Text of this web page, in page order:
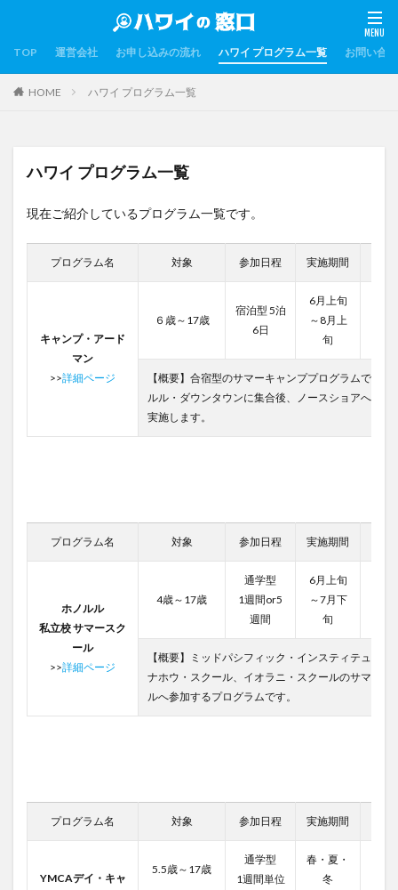
TOP 運営会社 お申し込みの流れ ハワイ プログラム一覧 お問い合
HOME ハワイ プログラム一覧
ハワイ プログラム一覧
現在ご紹介しているプログラム一覧です。
プログラム名 対象 参加日程 実施期間
キャンプ・アード
マン
>>詳細ページ
６歳～17歳
宿泊型 5泊
6日
6月上旬
～8月上
旬
【概要】合宿型のサマーキャンププログラムです。
ルル・ダウンタウンに集合後、ノースショアへ移動
実施します。
プログラム名 対象 参加日程 実施期間
ホノルル
私立校 サマースク
ール
>>詳細ページ
4歳～17歳
通学型
1週間or5
週間
6月上旬
～7月下
旬
【概要】ミッドパシフィック・インスティテュート
ナホウ・スクール、イオラニ・スクールのサマース
ルへ参加するプログラムです。
プログラム名 対象 参加日程 実施期間
YMCAデイ・キャ
5.5歳～17歳
通学型
1週間単位
春・夏・
冬